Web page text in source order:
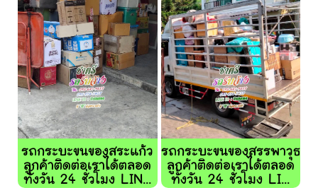
รถกระบะขนของสระแก้ว
ลูกค้าติดต่อเราได้ตลอด
ทั้งวัน 24 ชั่วโมง LIN...
รถกระบะขนของสรรพาวุธ
ลูกค้าติดต่อเราได้ตลอด
ทั้งวัน 24 ชั่วโมง LI...